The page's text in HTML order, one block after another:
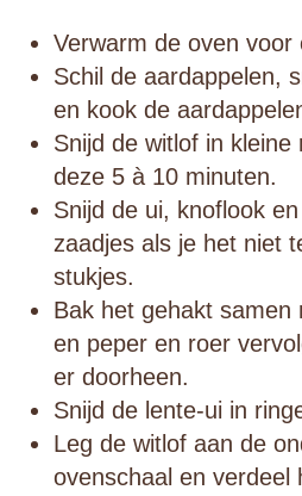
Verwarm de oven voor
Schil de aardappelen,
en kook de
Snijd de witlof in kleine
deze 5 à 10 minuten.⁠
Snijd de ui, knoflook
zaadjes als je het niet
stukjes.⁠
Bak het gehakt samen
en peper en roer
er doorheen.⁠
Snijd de lente-ui in
Leg de witlof aan de
ovenschaal en verdeel